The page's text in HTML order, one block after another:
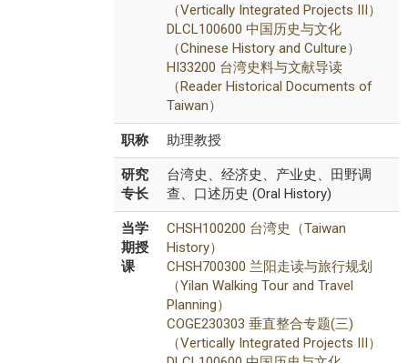
（Vertically Integrated Projects III）
DLCL100600 中国历史与文化
（Chinese History and Culture）
HI33200 台湾史料与文献导读
（Reader Historical Documents of
Taiwan）
职称 助理教授
研究
专长
台湾史、经济史、产业史、田野调
查、口述历史 (Oral History)
当学
期授
课
CHSH100200 台湾史（Taiwan
History）
CHSH700300 兰阳走读与旅行规划
（Yilan Walking Tour and Travel
Planning）
COGE230303 垂直整合专题(三)
（Vertically Integrated Projects III）